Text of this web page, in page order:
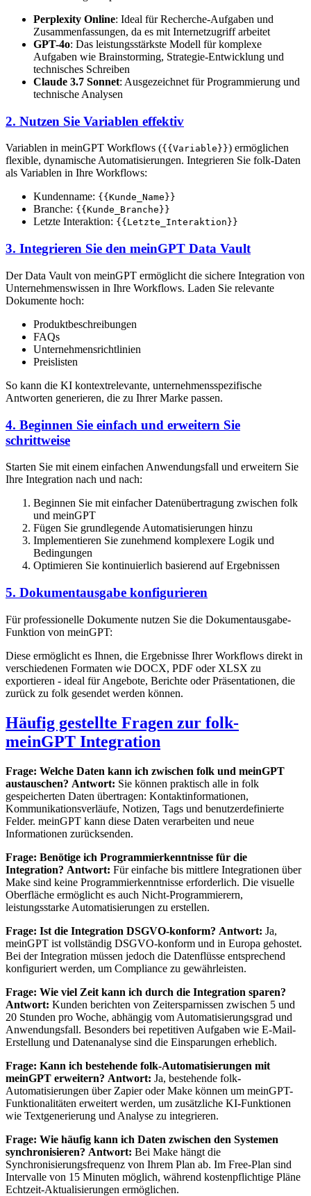
Perplexity Online: Ideal für Recherche-Aufgaben und
Zusammenfassungen, da es mit Internetzugriff arbeitet
GPT-4o: Das leistungsstärkste Modell für komplexe
Aufgaben wie Brainstorming, Strategie-Entwicklung und
technisches Schreiben
Claude 3.7 Sonnet: Ausgezeichnet für Programmierung und
technische Analysen
2. Nutzen Sie Variablen effektiv
Variablen in meinGPT Workflows ({{Variable}}) ermöglichen
flexible, dynamische Automatisierungen. Integrieren Sie folk-Daten
als Variablen in Ihre Workflows:
Kundenname: {{Kunde_Name}}
Branche: {{Kunde_Branche}}
Letzte Interaktion: {{Letzte_Interaktion}}
3. Integrieren Sie den meinGPT Data Vault
Der Data Vault von meinGPT ermöglicht die sichere Integration von
Unternehmenswissen in Ihre Workflows. Laden Sie relevante
Dokumente hoch:
Produktbeschreibungen
FAQs
Unternehmensrichtlinien
Preislisten
So kann die KI kontextrelevante, unternehmensspezifische
Antworten generieren, die zu Ihrer Marke passen.
4. Beginnen Sie einfach und erweitern Sie
schrittweise
Starten Sie mit einem einfachen Anwendungsfall und erweitern Sie
Ihre Integration nach und nach:
Beginnen Sie mit einfacher Datenübertragung zwischen folk
und meinGPT
Fügen Sie grundlegende Automatisierungen hinzu
Implementieren Sie zunehmend komplexere Logik und
Bedingungen
Optimieren Sie kontinuierlich basierend auf Ergebnissen
5. Dokumentausgabe konfigurieren
Für professionelle Dokumente nutzen Sie die Dokumentausgabe-
Funktion von meinGPT:
Diese ermöglicht es Ihnen, die Ergebnisse Ihrer Workflows direkt in
verschiedenen Formaten wie DOCX, PDF oder XLSX zu
exportieren - ideal für Angebote, Berichte oder Präsentationen, die
zurück zu folk gesendet werden können.
Häufig gestellte Fragen zur folk-
meinGPT Integration
Frage: Welche Daten kann ich zwischen folk und meinGPT
austauschen? Antwort: Sie können praktisch alle in folk
gespeicherten Daten übertragen: Kontaktinformationen,
Kommunikationsverläufe, Notizen, Tags und benutzerdefinierte
Felder. meinGPT kann diese Daten verarbeiten und neue
Informationen zurücksenden.
Frage: Benötige ich Programmierkenntnisse für die
Integration? Antwort: Für einfache bis mittlere Integrationen über
Make sind keine Programmierkenntnisse erforderlich. Die visuelle
Oberfläche ermöglicht es auch Nicht-Programmierern,
leistungsstarke Automatisierungen zu erstellen.
Frage: Ist die Integration DSGVO-konform? Antwort: Ja,
meinGPT ist vollständig DSGVO-konform und in Europa gehostet.
Bei der Integration müssen jedoch die Datenflüsse entsprechend
konfiguriert werden, um Compliance zu gewährleisten.
Frage: Wie viel Zeit kann ich durch die Integration sparen?
Antwort: Kunden berichten von Zeitersparnissen zwischen 5 und
20 Stunden pro Woche, abhängig vom Automatisierungsgrad und
Anwendungsfall. Besonders bei repetitiven Aufgaben wie E-Mail-
Erstellung und Datenanalyse sind die Einsparungen erheblich.
Frage: Kann ich bestehende folk-Automatisierungen mit
meinGPT erweitern? Antwort: Ja, bestehende folk-
Automatisierungen über Zapier oder Make können um meinGPT-
Funktionalitäten erweitert werden, um zusätzliche KI-Funktionen
wie Textgenerierung und Analyse zu integrieren.
Frage: Wie häufig kann ich Daten zwischen den Systemen
synchronisieren? Antwort: Bei Make hängt die
Synchronisierungsfrequenz von Ihrem Plan ab. Im Free-Plan sind
Intervalle von 15 Minuten möglich, während kostenpflichtige Pläne
Echtzeit-Aktualisierungen ermöglichen.